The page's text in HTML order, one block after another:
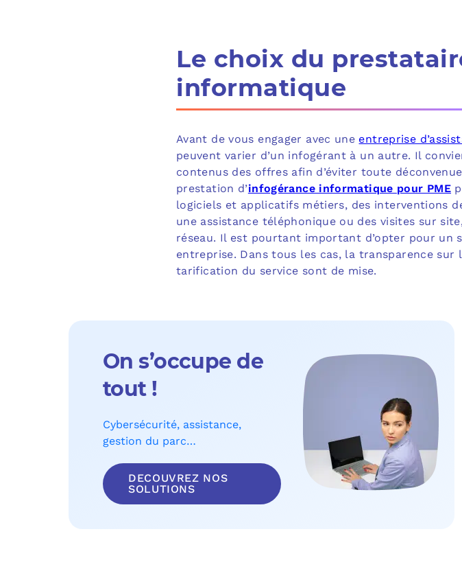
Le choix du
informatique
Avant de vous engager avec une entreprise
peuvent varier d’un infogérant à un autre. Il
contenus des offres afin d’éviter toute
prestation d’infogérance informatique pour PME
logiciels et applicatifs métiers, des interventions
une assistance téléphonique ou des visites sur
réseau. Il est pourtant important d’opter pour un
entreprise. Dans tous les cas, la transparence
tarification du service sont de mise.
On s’occupe de
tout !
Cybersécurité, assistance,
gestion du parc…
DECOUVREZ NOS
SOLUTIONS